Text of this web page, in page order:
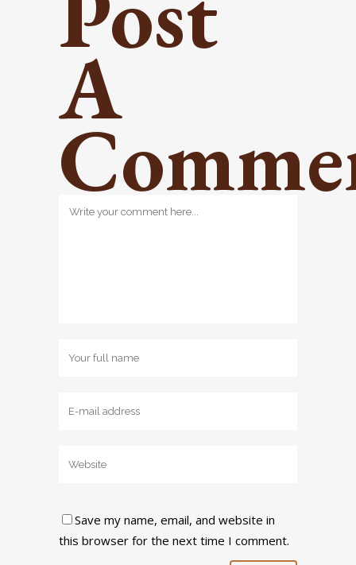
A
Save my name, email, and website in
this browser for the next time I comment.